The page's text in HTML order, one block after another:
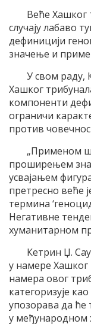
Веће Хашког
случају лабаво
дефиницији
значење и
У свом раду,
Хашког
компоненти
ограничи
против
„Применом
проширењем
усвајањем
претресно веће
термина
Негативне
хуманитарном
Кетрин Џ.
у намере Хашког
намера овог
категоризује
упозорава да ће
у међународном